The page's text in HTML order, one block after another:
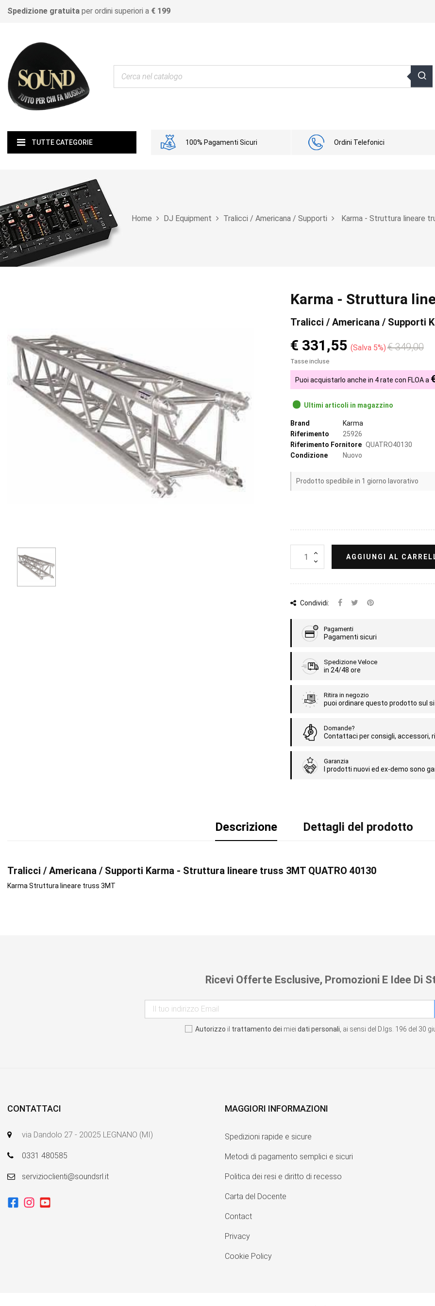
Spedizione gratuita per ordini superiori a € 199
TUTTE CATEGORIE 100% Pagamenti Sicuri Ordini Telefonici
Home DJ Equipment Tralicci / Americana / Supporti Karma - Struttura lineare

Karma - Struttura
Tralicci / Americana / Supporti
€ 331,55 Salva 5% € 349,00
Tasse incluse
Puoi acquistarlo anche in 4 rate con FLOA a
Ultimi articoli in magazzino
Brand
Karma
Riferimento
25926
Riferimento Fornitore QUATRO40130
Condizione
Nuovo
Prodotto spedibile in 1 giorno lavorativo
AGGIUNGI AL
Condividi:
Pagamenti
Pagamenti sicuri
Spedizione Veloce
in 24/48 ore
Ritira in negozio
puoi ordinare questo prodotto sul
Domande?
Contattaci per consigli, accessori,
Garanzia
I prodotti nuovi ed ex-demo sono
Descrizione Dettagli del prodotto
Tralicci / Americana / Supporti Karma - Struttura lineare truss 3MT QUATRO 40130
Karma Struttura lineare truss 3MT
Ricevi Offerte Esclusive, Promozioni E Idee Di
Autorizzo il trattamento dei miei dati personali , ai sensi del D.lgs. 196 del 30
CONTATTACI
via Dandolo 27 - 20025 LEGNANO (MI)
0331 480585
servizioclienti@soundsrl.it
MAGGIORI INFORMAZIONI
Spedizioni rapide e sicure
Metodi di pagamento semplici e sicuri
Politica dei resi e diritto di recesso
Carta del Docente
Contact
Privacy
Cookie Policy